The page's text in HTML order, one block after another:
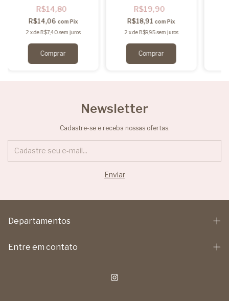
R$14,80
R$14,06 com Pix
2 xdeR$7,40sem juros
frase
R$19,90
R$18,91com Pix
2 xdeR$9,95 sem juros
Newsletter
Cadastre-se e receba nossas ofertas.
Departamentos
Entre em contato